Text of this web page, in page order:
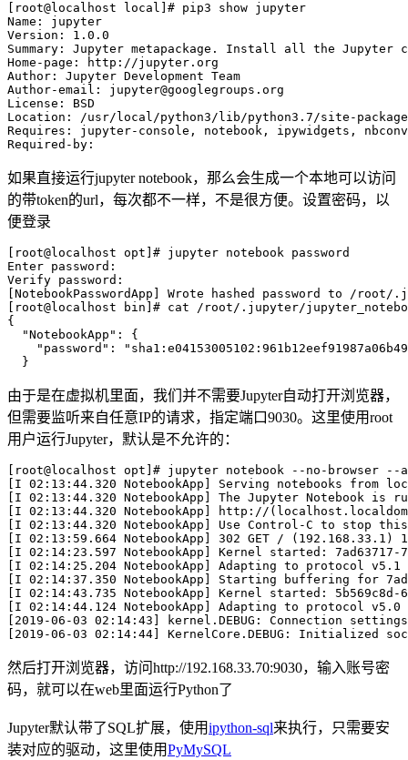
[root@localhost local]# pip3 show jupyter
Name: jupyter
Version: 1.0.0
Summary: Jupyter metapackage. Install all the Jupyter
Home-page: http://jupyter.org
Author: Jupyter Development Team
Author-email: jupyter@googlegroups.org
License: BSD
Location: /usr/local/python3/lib/python3.7/site-
Requires: jupyter-console, notebook, ipywidgets,
如果直接运行jupyter notebook，那么会生成一个本地可以访问
的带token的url，每次都不一样，不是很方便。设置密码，以
便登录
[root@localhost opt]# jupyter notebook password
Enter password:
Verify password:
[NotebookPasswordApp] Wrote hashed password to /
[root@localhost bin]# cat /root/.jupyter/
{
  "NotebookApp": {
"password":
由于是在虚拟机里面，我们并不需要Jupyter自动打开浏览器，
但需要监听来自任意IP的请求，指定端口9030。这里使用root
用户运行Jupyter，默认是不允许的：
[root@localhost opt]# jupyter notebook --no-browser
[I 02:13:44.320 NotebookApp] Serving notebooks from
[I 02:13:44.320 NotebookApp] The Jupyter Notebook is
[I 02:13:44.320 NotebookApp] http://
[I 02:13:44.320 NotebookApp] Use Control-C to stop
[I 02:13:59.664 NotebookApp] 302 GET / (192.168.33.1)
[I 02:14:23.597 NotebookApp] Kernel started: 7ad63717-
[I 02:14:25.204 NotebookApp] Adapting to protocol v5.1
[I 02:14:37.350 NotebookApp] Starting buffering for
[I 02:14:43.735 NotebookApp] Kernel started: 5b569c8d-
[I 02:14:44.124 NotebookApp] Adapting to protocol v5.0
[2019-06-03 02:14:43] kernel.DEBUG: Connection
然后打开浏览器，访问http://192.168.33.70:9030，输入账号密
码，就可以在web里面运行Python了
Jupyter默认带了SQL扩展，使用ipython-sql来执行，只需要安
装对应的驱动，这里使用PyMySQL